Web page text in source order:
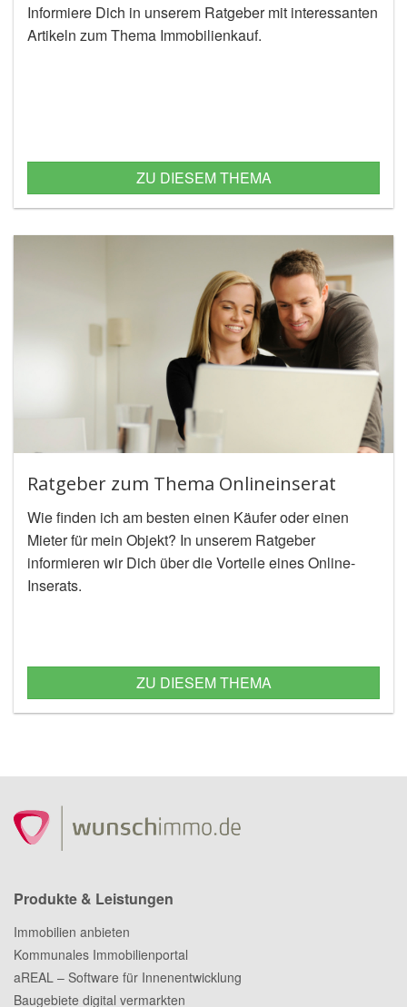
Informiere Dich in unserem Ratgeber mit interessanten
Artikeln zum Thema Immobilienkauf.
ZU DIESEM THEMA
Ratgeber zum Thema Onlineinserat
Wie finden ich am besten einen Käufer oder einen
Mieter für mein Objekt? In unserem Ratgeber
informieren wir Dich über die Vorteile eines Online-
Inserats.
ZU DIESEM THEMA
Produkte & Leistungen
Immobilien anbieten
Kommunales Immobilienportal
aREAL – Software für Innenentwicklung
Baugebiete digital vermarkten